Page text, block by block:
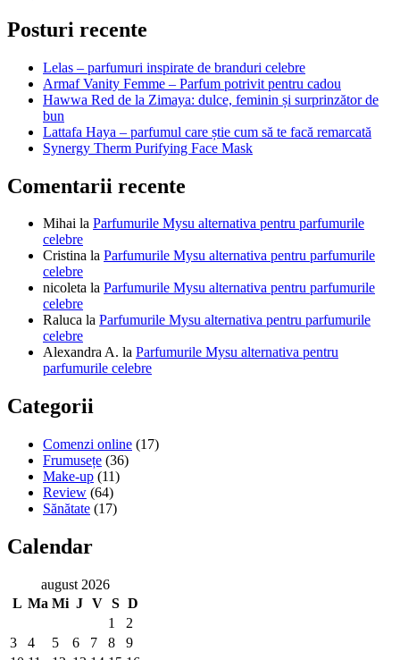
alternativa
pentru
celebre
Posturi recente
Lelas – parfumuri inspirate de branduri celebre
Armaf Vanity Femme – Parfum potrivit pentru cadou
Hawwa Red de la Zimaya: dulce, feminin și surprinzător de
bun
Lattafa Haya – parfumul care știe cum să te facă remarcată
Synergy Therm Purifying Face Mask
Comentarii recente
Mihai la Parfumurile Mysu alternativa pentru parfumurile
celebre
Cristina la Parfumurile Mysu alternativa pentru parfumurile
celebre
nicoleta la Parfumurile Mysu alternativa pentru parfumurile
celebre
Raluca la Parfumurile Mysu alternativa pentru parfumurile
celebre
Alexandra A. la Parfumurile Mysu alternativa pentru
parfumurile celebre
Categorii
Comenzi online (17)
Frumusețe (36)
Make-up (11)
Review (64)
Sănătate (17)
Calendar
august 2026
L Ma Mi J V S D
1
2
3
4 5 6 7 8
9